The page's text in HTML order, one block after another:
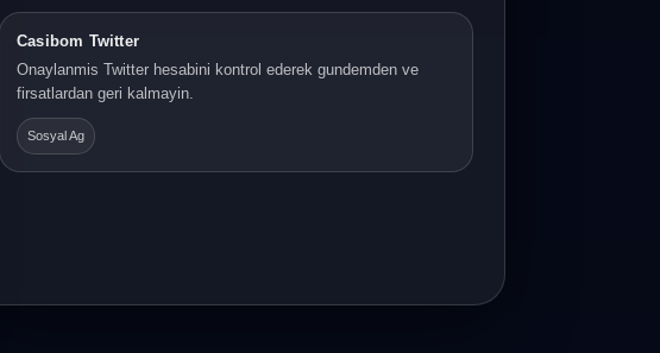
Casibom Twitter
Onaylanmis Twitter hesabini kontrol ederek gundemden ve
firsatlardan geri kalmayin.
Sosyal Ag